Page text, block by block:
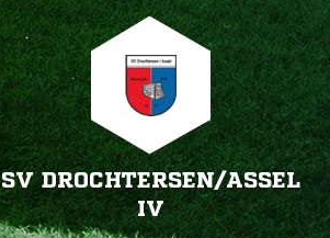
SV DROCHTERSEN/​ASSEL
IV